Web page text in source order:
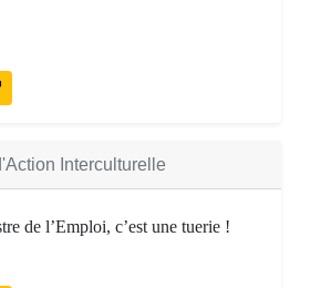
Interculturelle
de l’Emploi, c’est une tuerie !